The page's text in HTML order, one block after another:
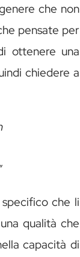
che non
pensate per
ottenere una
chiedere a
che li
qualità che
capacità di